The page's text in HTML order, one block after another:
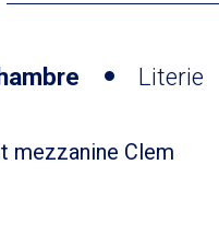
Literie
mezzanine Clem